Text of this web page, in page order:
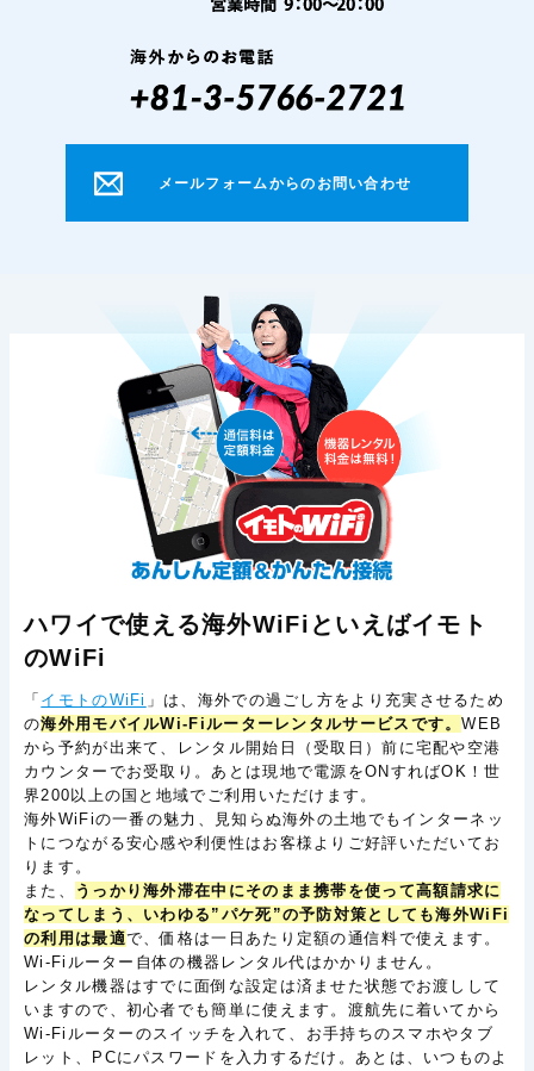
メールフォームからのお問い合わせ
ハワイで使える海外WiFiといえばイモト
のWiFi
「 イモトのWiFi 」は、海外での過ごし方をより充実させるため
の海外用モバイルWi-Fiルーターレンタルサービスです。WEB
から予約が出来て、レンタル開始日（受取日）前に宅配や空港
カウンターでお受取り。あとは現地で電源をONすればOK！世
界200以上の国と地域でご利用いただけます。
海外WiFiの一番の魅力、見知らぬ海外の土地でもインターネッ
トにつながる安心感や利便性はお客様よりご好評いただいてお
ります。
また、
うっかり海外滞在中にそのまま携帯を使って高額請求に
なってしまう、いわゆる”パケ死”の予防対策としても海外WiFi
の利用は最適で、価格は一日あたり定額の通信料で使えます。
Wi-Fiルーター自体の機器レンタル代はかかりません。
レンタル機器はすでに面倒な設定は済ませた状態でお渡しして
いますので、初心者でも簡単に使えます。渡航先に着いてから
Wi-Fiルーターのスイッチを入れて、お手持ちのスマホやタブ
レット、PCにパスワードを入力するだけ。あとは、いつものよ